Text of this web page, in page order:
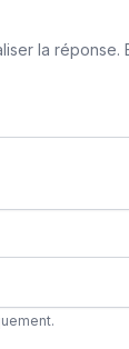
la réponse.